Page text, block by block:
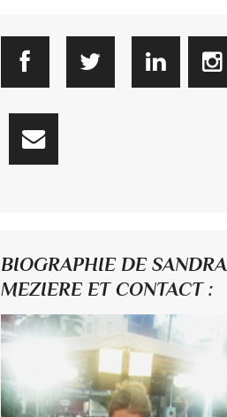
BIOGRAPHIE DE SANDRA
MEZIERE ET CONTACT :